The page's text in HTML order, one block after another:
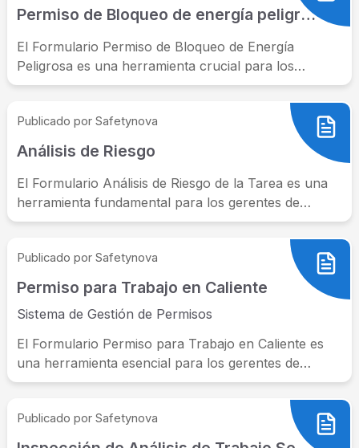
Permiso de Bloqueo de energía peligrosa
El Formulario Permiso de Bloqueo de Energía
Peligrosa es una herramienta crucial para los
gerentes de seguridad y salud en...
Publicado por Safetynova
Análisis de Riesgo
El Formulario Análisis de Riesgo de la Tarea es una
herramienta fundamental para los gerentes de
seguridad y salud en...
Publicado por Safetynova
Permiso para Trabajo en Caliente
Sistema de Gestión de Permisos
El Formulario Permiso para Trabajo en Caliente es
una herramienta esencial para los gerentes de
seguridad y salud en el...
Publicado por Safetynova